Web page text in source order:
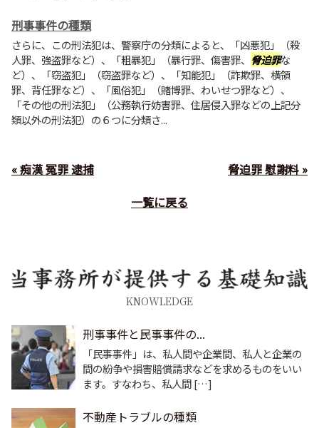
刑事事件の種類
さらに、この刑法犯は、警察庁の分類によると、「凶悪犯」（殺
人罪、強盗罪など）、「粗暴犯」（暴行罪、傷害罪、 脅迫罪な
ど）、「窃盗犯」（窃盗罪など）、「知能犯」（詐欺罪、横領
罪、背任罪など）、「風俗犯」（賭博罪、わいせつ罪など）、
「その他の刑法犯」（公務執行妨害罪、住居侵入罪などの上記分
類以外の刑法犯）の６つに分類さ...
« 痴漢 冤罪 逮捕
脅迫罪 慰謝料 »
一覧に戻る
KNOWLEDGE
刑事事件と民事事件の...
「民事事件」は、私人間や企業間、私人と企業の
間の紛争や損害賠償請求などを求めるものをいい
ます。すなわち、私人間 […]
不動産トラブルの種類